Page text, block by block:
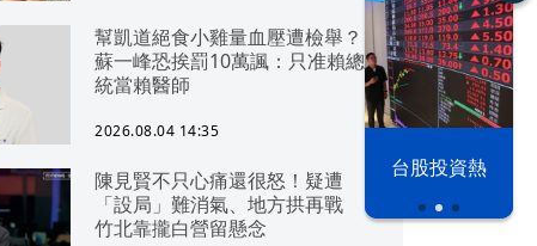
漢光42演習 台股投資熱
幫凱道絕食小雞量血壓遭檢舉？
蘇一峰恐挨罰10萬諷：只准賴總
統當賴醫師
2026.08.04 14:35
陳見賢不只心痛還很怒！疑遭
「設局」難消氣、地方拱再戰
竹北靠攏白營留懸念